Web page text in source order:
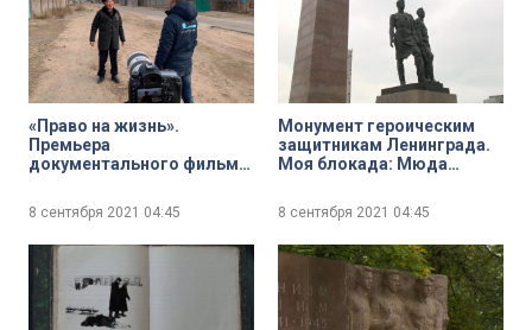
«Право на жизнь».
Премьера
документального фильма
Петербурге»
8 сентября 2021 04:45
Монумент героическим
защитникам Ленинграда.
Моя блокада: Мюда
8 сентября 2021 04:45